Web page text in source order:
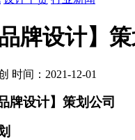
牌设计】策
时间：2021-12-01
牌设计】策划公司